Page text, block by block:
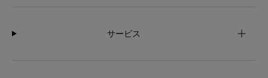
サービス